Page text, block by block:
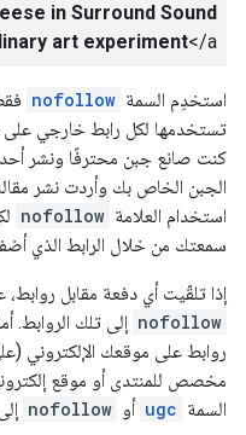
in Surround Sound
art experiment</a>
استخدِم السمة nofollow
تستخدمها لكل رابط خارجي على
كنت صانع جبن محترفًا ونشر
الجبن الخاص بك وأردت نشر
استخدام العلامة nofollow
سمعتك من خلال الرابط الذي
إذا تلقّيت أي دفعة مقابل
nofollow إلى تلك الروابط.
روابط على موقعك الإلكتروني
مخصص للمنتدى أو موقع
السمة ugc أو nofollow